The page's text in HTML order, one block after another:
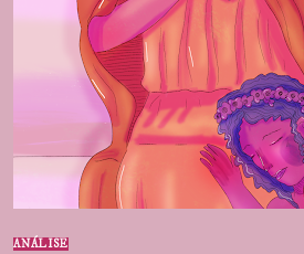
ANÁLISE